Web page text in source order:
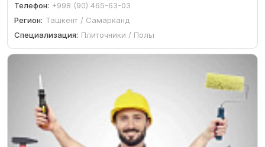
Телефон: +998 (90) 465-63-03
Регион: Ташкент / Самарканд
Специализация: Плиточники / Полы